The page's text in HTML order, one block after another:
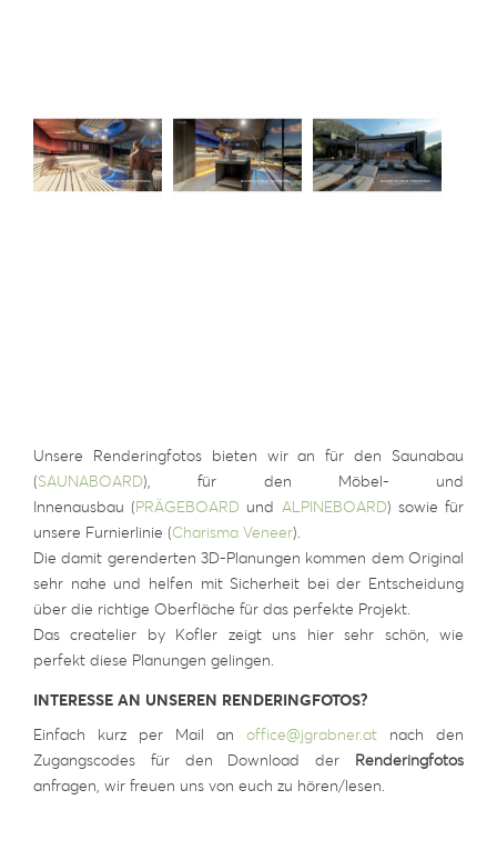
Unsere Renderingfotos bieten wir an für den Saunabau
(SAUNABOARD), für den Möbel- und
Innenausbau (PRÄGEBOARD und ALPINEBOARD) sowie für
unsere Furnierlinie (Charisma Veneer).
Die damit gerenderten 3D-Planungen kommen dem Original
sehr nahe und helfen mit Sicherheit bei der Entscheidung
über die richtige Oberfläche für das perfekte Projekt.
Das createlier by Kofler zeigt uns hier sehr schön, wie
perfekt diese Planungen gelingen.
INTERESSE AN UNSEREN RENDERINGFOTOS?
Einfach kurz per Mail an office@jgrabner.at nach den
Zugangscodes für den Download der Renderingfotos
anfragen, wir freuen uns von euch zu hören/lesen.